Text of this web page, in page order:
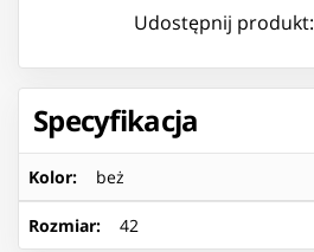
Udostępnij produkt:
Specyfikacja
Kolor: beż
Rozmiar: 42